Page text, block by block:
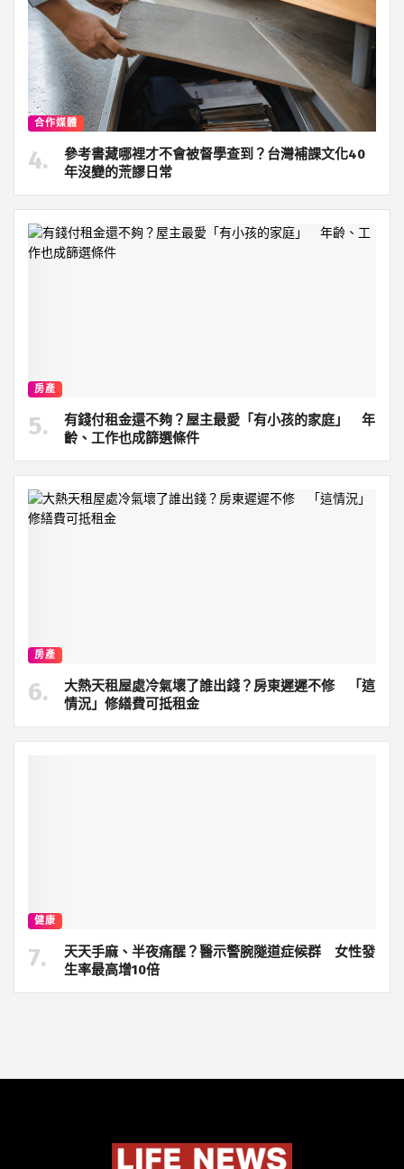
合作媒體
參考書藏哪裡才不會被督學查到？台灣補課文化40
年沒變的荒謬日常
房產
有錢付租金還不夠？屋主最愛「有小孩的家庭」 年
齡、工作也成篩選條件
房產
大熱天租屋處冷氣壞了誰出錢？房東遲遲不修 「這
情況」修繕費可抵租金
健康
天天手麻、半夜痛醒？醫示警腕隧道症候群 女性發
生率最高增10倍